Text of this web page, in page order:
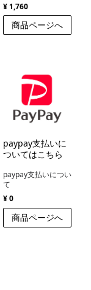
¥ 1,760
商品ページへ
paypay支払いに
ついてはこちら
paypay支払いについ
て
¥ 0
商品ページへ